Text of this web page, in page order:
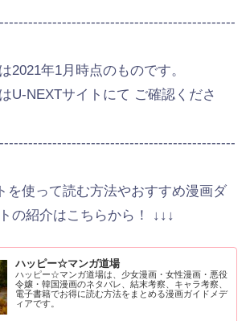
2021年1月時点のものです。
U-NEXTサイトにて ご確認くださ
を使って読む方法やおすすめ漫画ダ
の紹介はこちらから！ ↓↓↓
ハッピー☆マンガ道場
ハッピー☆マンガ道場は、少女漫画・女性漫画・悪役
令嬢・韓国漫画のネタバレ、結末考察、キャラ考察、
電子書籍でお得に読む方法をまとめる漫画ガイドメデ
ィアです。